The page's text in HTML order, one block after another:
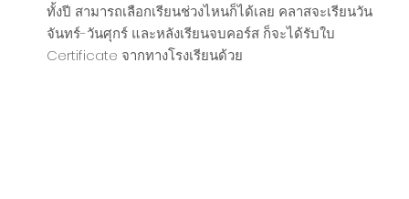
ทั้งปี สามารถเลือกเรียนช่วงไหนก็ได้เลย คลาสจะเรียนวัน
จันทร์-วันศุกร์ และหลังเรียนจบคอร์ส ก็จะได้รับใบ
Certificate จากทางโรงเรียนด้วย